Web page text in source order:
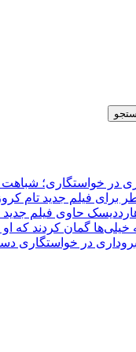
شباهت به «پایتخت7» و چرخش
گمان کردند که
خواستگاری دست گذاشته